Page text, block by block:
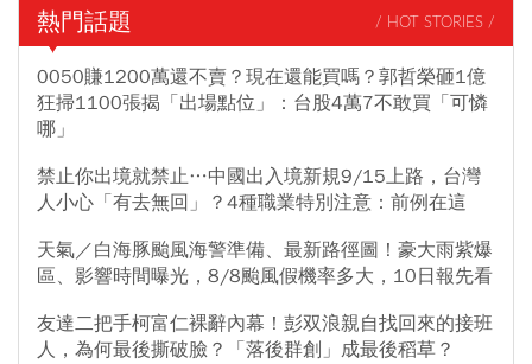
熱門話題 / HOT STORIES /
0050賺1200萬還不賣？現在還能買嗎？郭哲榮砸1億
狂掃1100張揭「出場點位」：台股4萬7不敢買「可憐
哪」
禁止你出境就禁止…中國出入境新規9/15上路，台灣
人小心「有去無回」？4種職業特別注意：前例在這
天氣／白海豚颱風海警準備、最新路徑圖！豪大雨紫爆
區、影響時間曝光，8/8颱風假機率多大，10日報先看
友達二把手柯富仁裸辭內幕！彭双浪親自找回來的接班
人，為何最後撕破臉？「落後群創」成最後稻草？